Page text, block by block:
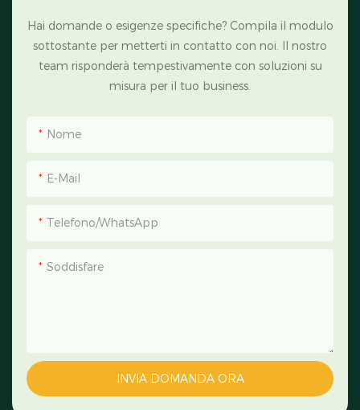
Hai domande o esigenze specifiche? Compila il modulo
sottostante per metterti in contatto con noi. Il nostro
team risponderà tempestivamente con soluzioni su
misura per il tuo business.
Nome
E-Mail
Telefono/WhatsApp
Soddisfare
INVIA DOMANDA ORA